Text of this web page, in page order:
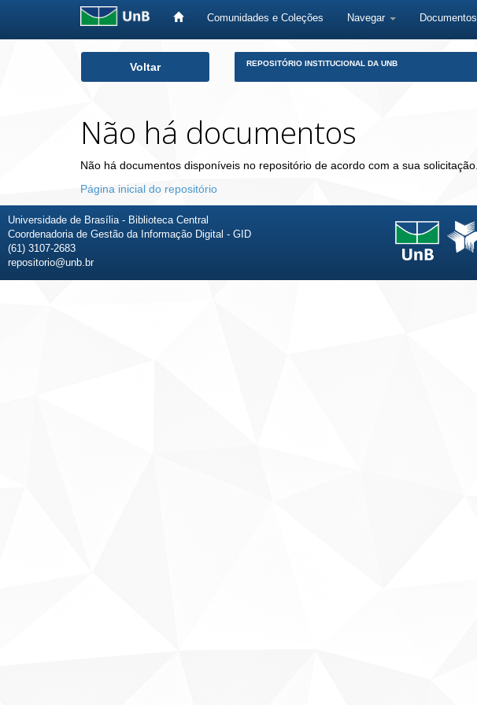
Comunidades e Coleções Navegar Documentos
Voltar REPOSITÓRIO INSTITUCIONAL DA UNB
Não há documentos
Não há documentos disponíveis no repositório de acordo com a sua solicitação.
Página inicial do repositório
Universidade de Brasília - Biblioteca Central
Coordenadoria de Gestão da Informação Digital - GID
(61) 3107-2683
repositorio@unb.br